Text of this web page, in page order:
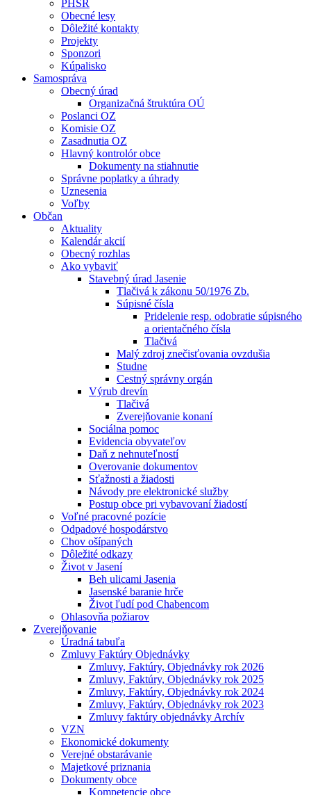
PHSR
Obecné lesy
Dôležité kontakty
Projekty
Sponzori
Kúpalisko
Samospráva
Obecný úrad
Organizačná štruktúra OÚ
Poslanci OZ
Komisie OZ
Zasadnutia OZ
Hlavný kontrolór obce
Dokumenty na stiahnutie
Správne poplatky a úhrady
Uznesenia
Voľby
Občan
Aktuality
Kalendár akcií
Obecný rozhlas
Ako vybaviť
Stavebný úrad Jasenie
Tlačivá k zákonu 50/1976 Zb.
Súpisné čísla
Pridelenie resp. odobratie súpisného
a orientačného čísla
Tlačivá
Malý zdroj znečisťovania ovzdušia
Studne
Cestný správny orgán
Výrub drevín
Tlačivá
Zverejňovanie konaní
Sociálna pomoc
Evidencia obyvateľov
Daň z nehnuteľností
Overovanie dokumentov
Sťažnosti a žiadosti
Návody pre elektronické služby
Postup obce pri vybavovaní žiadostí
Voľné pracovné pozície
Odpadové hospodárstvo
Chov ošípaných
Dôležité odkazy
Život v Jasení
Beh ulicami Jasenia
Jasenské baranie hrče
Život ľudí pod Chabencom
Ohlasovňa požiarov
Zverejňovanie
Úradná tabuľa
Zmluvy Faktúry Objednávky
Zmluvy, Faktúry, Objednávky rok 2026
Zmluvy, Faktúry, Objednávky rok 2025
Zmluvy, Faktúry, Objednávky rok 2024
Zmluvy, Faktúry, Objednávky rok 2023
Zmluvy faktúry objednávky Archív
VZN
Ekonomické dokumenty
Verejné obstarávanie
Majetkové priznania
Dokumenty obce
Kompetencie obce